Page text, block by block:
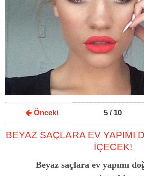
Önceki 5/ 10
BEYAZ SAÇLARA EV YAPIMI
İÇECEK!
Beyaz saçlara ev yapımı